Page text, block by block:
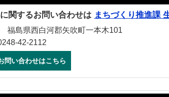
関するお問い合わせは まちづくり推進課
福島県西白河郡矢吹町一本木101
42-2112
問い合わせはこちら